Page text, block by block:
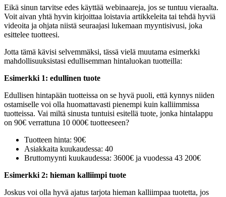
Eikä sinun tarvitse edes käyttää webinaareja, jos se tuntuu vieraalta.
Voit aivan yhtä hyvin kirjoittaa loistavia artikkeleita tai tehdä hyviä
videoita ja ohjata niistä seuraajasi lukemaan myyntisivusi, joka
esittelee tuotteesi.
Jotta tämä kävisi selvemmäksi, tässä vielä muutama esimerkki
mahdollisuuksistasi edullisemman hintaluokan tuotteilla:
Esimerkki 1: edullinen tuote
Edullisen hintapään tuotteissa on se hyvä puoli, että kynnys niiden
ostamiselle voi olla huomattavasti pienempi kuin kalliimmissa
tuotteissa. Vai miltä sinusta tuntuisi esitellä tuote, jonka hintalappu
on 90€ verrattuna 10 000€ tuotteeseen?
Tuotteen hinta: 90€
Asiakkaita kuukaudessa: 40
Bruttomyynti kuukaudessa: 3600€ ja vuodessa 43 200€
Esimerkki 2: hieman kalliimpi tuote
Joskus voi olla hyvä ajatus tarjota hieman kalliimpaa tuotetta, jos